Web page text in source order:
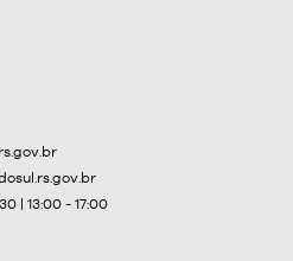
| 13:00 - 17:00